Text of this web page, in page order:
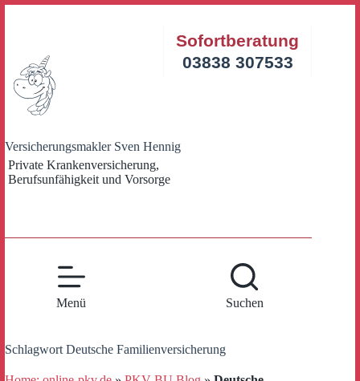
Versicherungsmakler Sven Hennig
Private Krankenversicherung,
Berufsunfähigkeit und Vorsorge
Sofortberatung
03838 307533
Menü Suchen
Schlagwort Deutsche Familienversicherung